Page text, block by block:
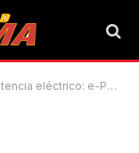
eléctrico: e-POWER